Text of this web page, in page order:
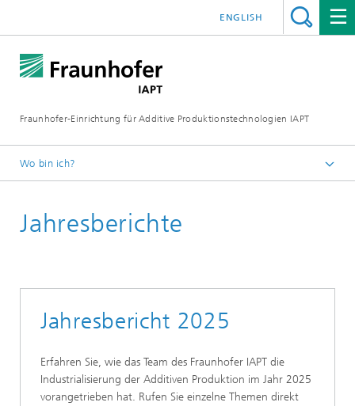
Fraunhofer-Einrichtung für Additive Produktionstechnologien IAPT
ENGLISH
Wo bin ich?
Presse/Medien
Jahresberichte
Jahresbericht 2025
Erfahren Sie, wie das Team des Fraunhofer IAPT die
Industrialisierung der Additiven Produktion im Jahr 2025
vorangetrieben hat. Rufen Sie einzelne Themen direkt